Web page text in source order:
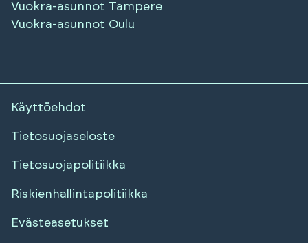
Vuokra-asunnot Tampere
Vuokra-asunnot Oulu
Käyttöehdot
Tietosuojaseloste
Tietosuojapolitiikka
Riskienhallintapolitiikka
Evästeasetukset